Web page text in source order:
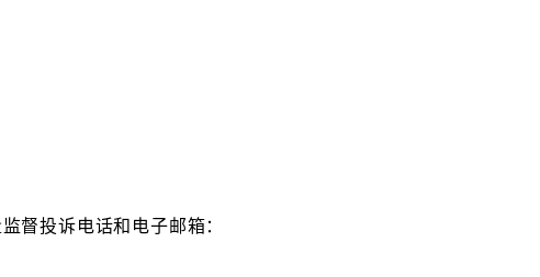
督投诉电话和电子邮箱：